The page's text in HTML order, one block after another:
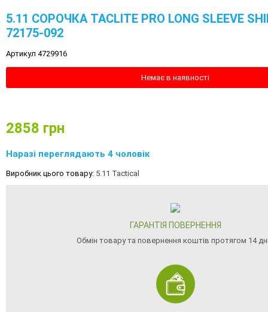
5.11 СОРОЧКА TACLITE PRO LONG SLEEVE
72175-092
Артикул 4729916
Немає в наявності
2858 грн
Наразі переглядають 4 чоловік
Виробник цього товару: 5.11 Tactical
ГАРАНТІЯ ПОВЕРНЕННЯ
Обмін товару та повернення коштів протягом 14